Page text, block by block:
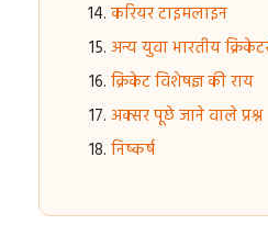
करियर टाइमलाइन
अन्य युवा भारतीय
क्रिकेट विशेषज्ञ की राय
अक्सर पूछे जाने वाले प्रश्न
निष्कर्ष